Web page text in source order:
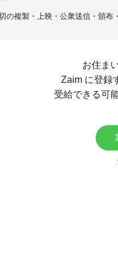
の複製・上映・公衆送信・頒
お住ま
Zaim に登録
受給できる可